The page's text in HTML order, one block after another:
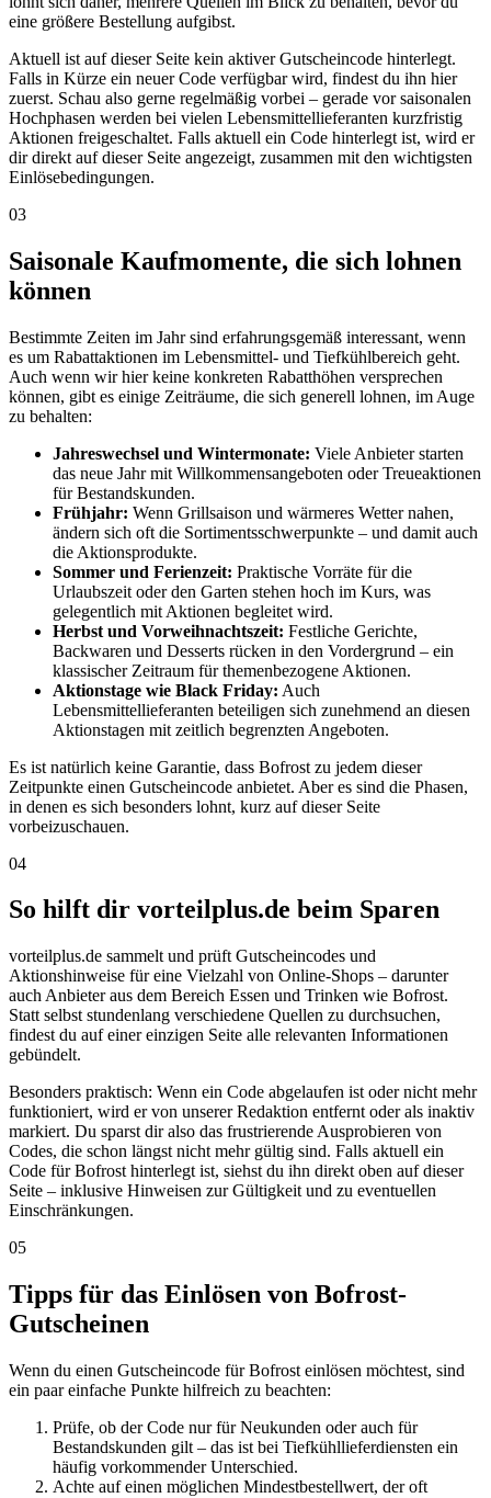
eine größere Bestellung aufgibst.
Aktuell ist auf dieser Seite kein aktiver Gutscheincode hinterlegt.
Falls in Kürze ein neuer Code verfügbar wird, findest du ihn hier
zuerst. Schau also gerne regelmäßig vorbei – gerade vor saisonalen
Hochphasen werden bei vielen Lebensmittellieferanten kurzfristig
Aktionen freigeschaltet. Falls aktuell ein Code hinterlegt ist, wird er
dir direkt auf dieser Seite angezeigt, zusammen mit den wichtigsten
Einlösebedingungen.
03
Saisonale Kaufmomente, die sich lohnen
können
Bestimmte Zeiten im Jahr sind erfahrungsgemäß interessant, wenn
es um Rabattaktionen im Lebensmittel- und Tiefkühlbereich geht.
Auch wenn wir hier keine konkreten Rabatthöhen versprechen
können, gibt es einige Zeiträume, die sich generell lohnen, im Auge
zu behalten:
Jahreswechsel und Wintermonate: Viele Anbieter starten
das neue Jahr mit Willkommensangeboten oder Treueaktionen
für Bestandskunden.
Frühjahr: Wenn Grillsaison und wärmeres Wetter nahen,
ändern sich oft die Sortimentsschwerpunkte – und damit auch
die Aktionsprodukte.
Sommer und Ferienzeit: Praktische Vorräte für die
Urlaubszeit oder den Garten stehen hoch im Kurs, was
gelegentlich mit Aktionen begleitet wird.
Herbst und Vorweihnachtszeit: Festliche Gerichte,
Backwaren und Desserts rücken in den Vordergrund – ein
klassischer Zeitraum für themenbezogene Aktionen.
Aktionstage wie Black Friday: Auch
Lebensmittellieferanten beteiligen sich zunehmend an diesen
Aktionstagen mit zeitlich begrenzten Angeboten.
Es ist natürlich keine Garantie, dass Bofrost zu jedem dieser
Zeitpunkte einen Gutscheincode anbietet. Aber es sind die Phasen,
in denen es sich besonders lohnt, kurz auf dieser Seite
vorbeizuschauen.
04
So hilft dir vorteilplus.de beim Sparen
vorteilplus.de sammelt und prüft Gutscheincodes und
Aktionshinweise für eine Vielzahl von Online-Shops – darunter
auch Anbieter aus dem Bereich Essen und Trinken wie Bofrost.
Statt selbst stundenlang verschiedene Quellen zu durchsuchen,
findest du auf einer einzigen Seite alle relevanten Informationen
gebündelt.
Besonders praktisch: Wenn ein Code abgelaufen ist oder nicht mehr
funktioniert, wird er von unserer Redaktion entfernt oder als inaktiv
markiert. Du sparst dir also das frustrierende Ausprobieren von
Codes, die schon längst nicht mehr gültig sind. Falls aktuell ein
Code für Bofrost hinterlegt ist, siehst du ihn direkt oben auf dieser
Seite – inklusive Hinweisen zur Gültigkeit und zu eventuellen
Einschränkungen.
05
Tipps für das Einlösen von Bofrost-
Gutscheinen
Wenn du einen Gutscheincode für Bofrost einlösen möchtest, sind
ein paar einfache Punkte hilfreich zu beachten:
Prüfe, ob der Code nur für Neukunden oder auch für
Bestandskunden gilt – das ist bei Tiefkühllieferdiensten ein
häufig vorkommender Unterschied.
Achte auf einen möglichen Mindestbestellwert, der oft